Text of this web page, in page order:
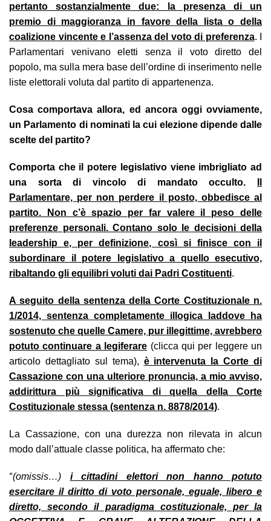
pertanto sostanzialmente due: la presenza di un
premio di maggioranza in favore della lista o della
coalizione vincente e l’assenza del voto di preferenza. I
Parlamentari venivano eletti senza il voto diretto del
popolo, ma sulla mera base dell’ordine di inserimento nelle
liste elettorali voluta dal partito di appartenenza.
Cosa comportava allora, ed ancora oggi ovviamente,
un Parlamento di nominati la cui elezione dipende dalle
scelte del partito?
Comporta che il potere legislativo viene imbrigliato ad
una sorta di vincolo di mandato occulto.
Parlamentare, per non perdere il posto, obbedisce al
partito. Non c’è spazio per far valere il peso delle
preferenze personali. Contano solo le decisioni della
leadership e, per definizione, così si finisce con il
subordinare il potere legislativo a quello esecutivo,
ribaltando gli equilibri voluti dai Padri Costituenti.
A seguito della sentenza della Corte Costituzionale n.
1/2014, sentenza completamente illogica laddove ha
sostenuto che quelle Camere, pur illegittime, avrebbero
potuto continuare a legiferare (clicca qui per leggere un
articolo dettagliato sul tema), è intervenuta la Corte di
Cassazione con una ulteriore pronuncia, a mio avviso,
addirittura più significativa di quella della Corte
Costituzionale stessa (sentenza n. 8878/2014).
La Cassazione, con una durezza non rilevata in alcun
modo dall’attuale classe politica, ha affermato che:
“(omissis…) i cittadini elettori non hanno potuto
esercitare il diritto di voto personale, eguale, libero e
diretto, secondo il paradigma costituzionale, per la